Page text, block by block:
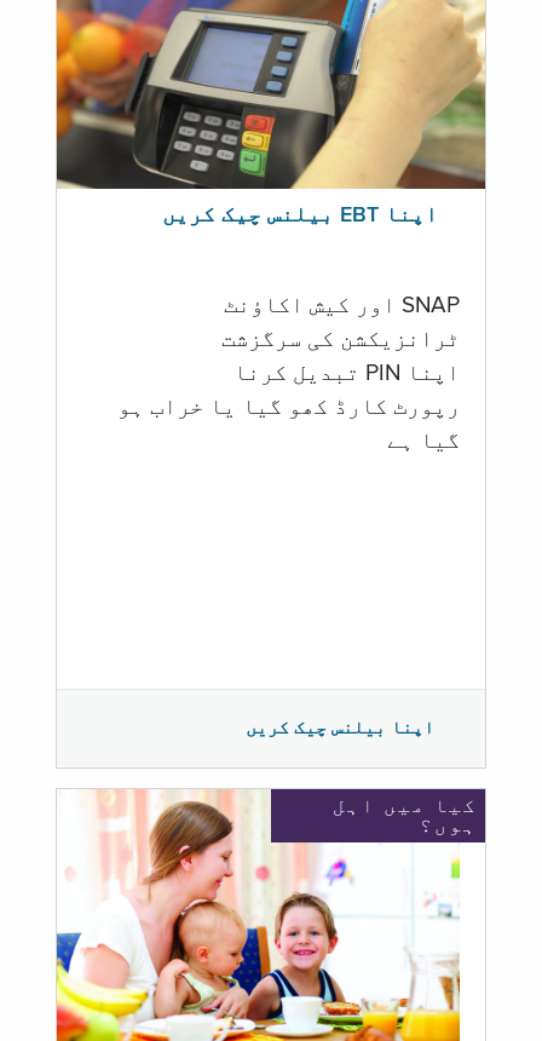
اپنا EBT بیلنس چیک کریں
SNAP اور کیش اکاؤنٹ
ٹرانزیکشن کی سرگزشت
اپنا PIN تبدیل کرنا
رپورٹ کارڈ کھو گیا یا خراب ہو
گيا ہے
اپنا بیلنس چیک کریں
کیا میں اہل
ہوں؟